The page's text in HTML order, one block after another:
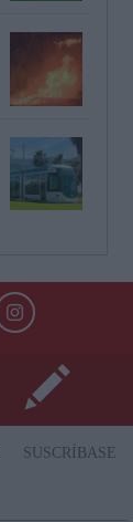
SUSCRÍBASE